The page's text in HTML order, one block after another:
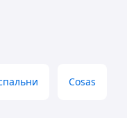
Cosas